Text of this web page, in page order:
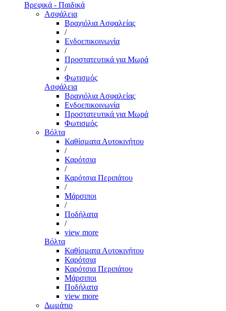
Βρεφικά - Παιδικά
Ασφάλεια
Βραχιόλια Ασφαλείας
/
Ενδοεπικοινωνία
/
Προστατευτικά για Μωρά
/
Φωτισμός
Ασφάλεια
Βραχιόλια Ασφαλείας
Ενδοεπικοινωνία
Προστατευτικά για Μωρά
Φωτισμός
Βόλτα
Καθίσματα Αυτοκινήτου
/
Καρότσια
/
Καρότσια Περιπάτου
/
Μάρσιποι
/
Ποδήλατα
/
view more
Βόλτα
Καθίσματα Αυτοκινήτου
Καρότσια
Καρότσια Περιπάτου
Μάρσιποι
Ποδήλατα
view more
Δωμάτιο